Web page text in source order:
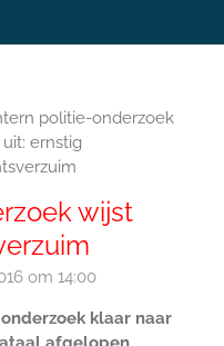
politie-onderzoek
ernstig
wijst
om 14:00
klaar naar